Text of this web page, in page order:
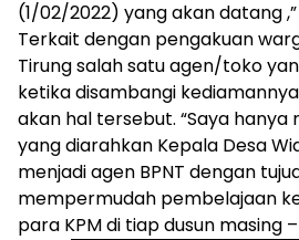
(1/02/2022) yang akan datang
Terkait dengan pengakuan
Tirung salah satu agen/toko
ketika disambangi
akan hal tersebut. “Saya hanya
yang diarahkan Kepala Desa
menjadi agen BPNT dengan
mempermudah pembelajaan
para KPM di tiap dusun masing